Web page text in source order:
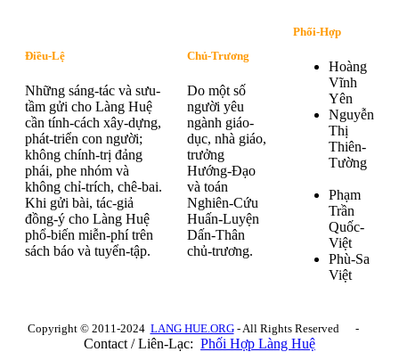
Điều-Lệ
Những sáng-tác và sưu-
tầm gửi cho Làng Huệ
cần tính-cách xây-dựng,
phát-triển con người;
không chính-trị đảng
phái, phe nhóm và
không chỉ-trích, chê-bai.
Khi gửi bài, tác-giả
đồng-ý cho Làng Huệ
phổ-biến miễn-phí trên
sách báo và tuyển-tập.
Chủ-Trương
Do một số
người yêu
ngành giáo-
dục, nhà giáo,
trưởng
Hướng-Đạo
và toán
Nghiên-Cứu
Huấn-Luyện
Dấn-Thân
chủ-trương.
Phối-Hợp
Hoàng
Vĩnh
Yên
Nguyễn
Thị
Thiên-
Tường
Phạm
Trần
Quốc-
Việt
Phù-Sa
Việt
Copyright © 2011-2024 LANG HUE.ORG- All Rights Reserved -
Contact / Liên-Lạc: Phối Hợp Làng Huệ